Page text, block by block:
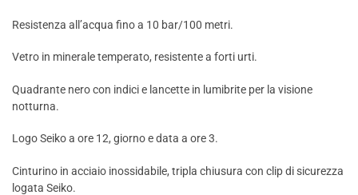
Resistenza all’acqua fino a 10 bar/100 metri.
Vetro in minerale temperato, resistente a forti urti.
Quadrante nero con indici e lancette in lumibrite per la visione
notturna.
Logo Seiko a ore 12, giorno e data a ore 3.
Cinturino in acciaio inossidabile, tripla chiusura con clip di sicurezza
logata Seiko.